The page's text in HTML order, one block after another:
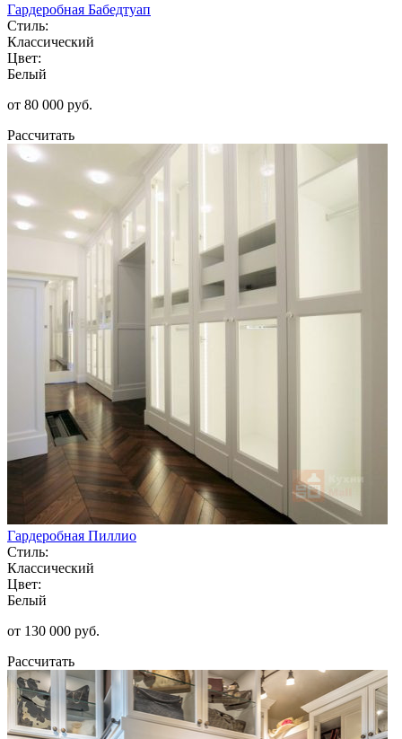
Гардеробная Бабедтуап
Стиль:
Классический
Цвет:
Белый
от 80 000 руб.
Рассчитать
Гардеробная Пиллио
Стиль:
Классический
Цвет:
Белый
от 130 000 руб.
Рассчитать